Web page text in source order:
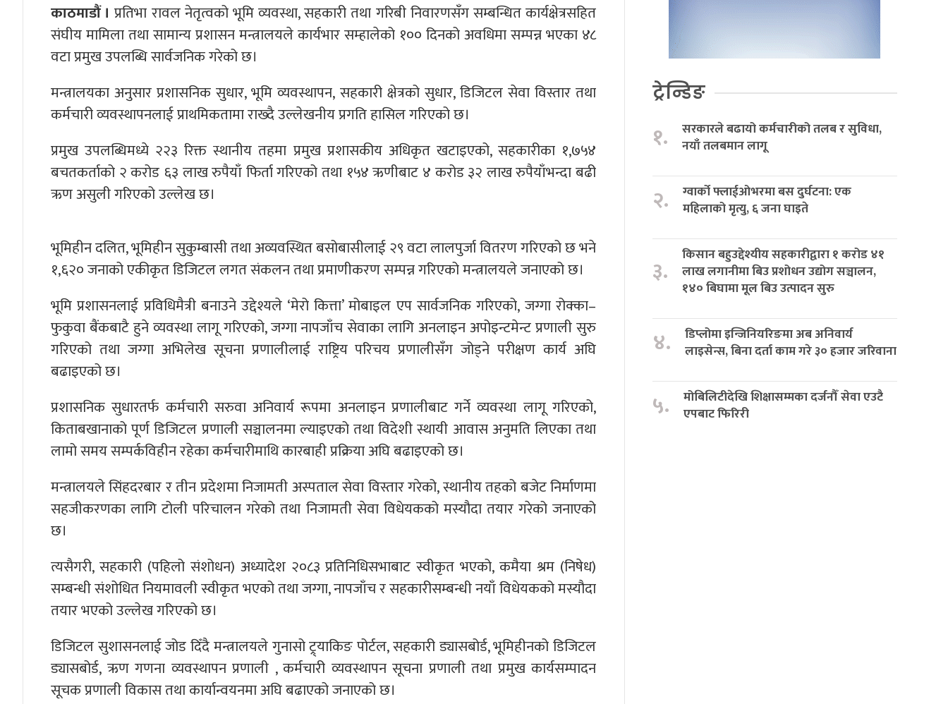
काठमाडौं । प्रतिभा रावल नेतृत्वको भूमि व्यवस्था, सहकारी तथा गरिबी निवारणसँग सम्बन्धित कार्यक्षेत्रसहित
संघीय मामिला तथा सामान्य प्रशासन मन्त्रालयले कार्यभार सम्हालेको १०० दिनको अवधिमा सम्पन्न भएका ४८
वटा प्रमुख उपलब्धि सार्वजनिक गरेको छ।
मन्त्रालयका अनुसार प्रशासनिक सुधार, भूमि व्यवस्थापन, सहकारी क्षेत्रको सुधार, डिजिटल सेवा विस्तार तथा
कर्मचारी व्यवस्थापनलाई प्राथमिकतामा राख्दै उल्लेखनीय प्रगति हासिल गरिएको छ।
प्रमुख उपलब्धिमध्ये २२३ रिक्त स्थानीय तहमा प्रमुख प्रशासकीय अधिकृत खटाइएको, सहकारीका १,७५४
बचतकर्ताको २ करोड ६३ लाख रुपैयाँ फिर्ता गरिएको तथा १५४ ऋणीबाट ४ करोड ३२ लाख रुपैयाँभन्दा बढी
ऋण असुली गरिएको उल्लेख छ।
भूमिहीन दलित, भूमिहीन सुकुम्बासी तथा अव्यवस्थित बसोबासीलाई २९ वटा लालपुर्जा वितरण गरिएको छ भने
१,६२० जनाको एकीकृत डिजिटल लगत संकलन तथा प्रमाणीकरण सम्पन्न गरिएको मन्त्रालयले जनाएको छ।
भूमि प्रशासनलाई प्रविधिमैत्री बनाउने उद्देश्यले ‘मेरो कित्ता’ मोबाइल एप सार्वजनिक गरिएको, जग्गा रोक्का–
फुकुवा बैंकबाटै हुने व्यवस्था लागू गरिएको, जग्गा नापजाँच सेवाका लागि अनलाइन अपोइन्टमेन्ट प्रणाली सुरु
गरिएको तथा जग्गा अभिलेख सूचना प्रणालीलाई राष्ट्रिय परिचय प्रणालीसँग जोड्ने परीक्षण कार्य अघि
बढाइएको छ।
प्रशासनिक सुधारतर्फ कर्मचारी सरुवा अनिवार्य रूपमा अनलाइन प्रणालीबाट गर्ने व्यवस्था लागू गरिएको,
किताबखानाको पूर्ण डिजिटल प्रणाली सञ्चालनमा ल्याइएको तथा विदेशी स्थायी आवास अनुमति लिएका तथा
लामो समय सम्पर्कविहीन रहेका कर्मचारीमाथि कारबाही प्रक्रिया अघि बढाइएको छ।
मन्त्रालयले सिंहदरबार र तीन प्रदेशमा निजामती अस्पताल सेवा विस्तार गरेको, स्थानीय तहको बजेट निर्माणमा
सहजीकरणका लागि टोली परिचालन गरेको तथा निजामती सेवा विधेयकको मस्यौदा तयार गरेको जनाएको
छ।
त्यसैगरी, सहकारी (पहिलो संशोधन) अध्यादेश २०८३ प्रतिनिधिसभाबाट स्वीकृत भएको, कमैया श्रम (निषेध)
सम्बन्धी संशोधित नियमावली स्वीकृत भएको तथा जग्गा, नापजाँच र सहकारीसम्बन्धी नयाँ विधेयकको मस्यौदा
तयार भएको उल्लेख गरिएको छ।
डिजिटल सुशासनलाई जोड दिँदै मन्त्रालयले गुनासो ट्र्याकिङ पोर्टल, सहकारी ड्यासबोर्ड, भूमिहीनको डिजिटल
ड्यासबोर्ड, ऋण गणना व्यवस्थापन प्रणाली , कर्मचारी व्यवस्थापन सूचना प्रणाली तथा प्रमुख कार्यसम्पादन
सूचक प्रणाली विकास तथा कार्यान्वयनमा अघि बढाएको जनाएको छ।
ट्रेन्डिङ
१.
सरकारले बढायो कर्मचारीको तलब र सुविधा,
नयाँ तलबमान लागू
२.
ग्वार्को फ्लाईओभरमा बस दुर्घटना: एक
महिलाको मृत्यु, ६ जना घाइते
३.
किसान बहुउद्देश्यीय सहकारीद्वारा १ करोड ४१
लाख लगानीमा बिउ प्रशोधन उद्योग सञ्चालन,
१४० बिघामा मूल बिउ उत्पादन सुरु
४.
डिप्लोमा इन्जिनियरिङमा अब अनिवार्य
लाइसेन्स, बिना दर्ता काम गरे ३० हजार जरिवाना
५.
मोबिलिटीदेखि शिक्षासम्मका दर्जनौँ सेवा एउटै
एपबाट फिरिरी